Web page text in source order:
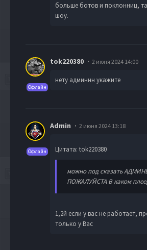
больше ботов и поклонниц,
шоу.
Офлайн
tok220380 2 июня 2024 14:00
нету админнн укажите
Офлайн
Admin 2 июня 2024 13:18
Цитата: tok220380
можно под сказать
ПОЖАЛУЙСТА В каком
1,2й если у вас не работает,
только у Вас